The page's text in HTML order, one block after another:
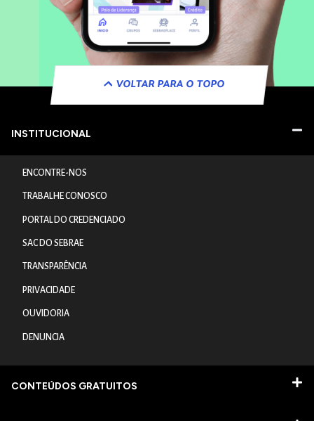
VOLTAR PARA O TOPO
INSTITUCIONAL
ENCONTRE-NOS
TRABALHE CONOSCO
PORTAL DO CREDENCIADO
SAC DO SEBRAE
TRANSPARÊNCIA
PRIVACIDADE
OUVIDORIA
DENUNCIA
CONTEÚDOS GRATUITOS